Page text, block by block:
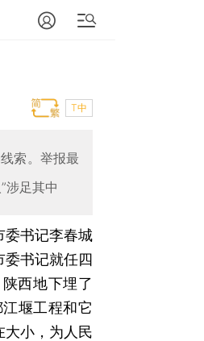
T中
索。举报最
涉足其中
书记李春城
委书记就任四
西地下埋了
堰工程和它
大小，为人民